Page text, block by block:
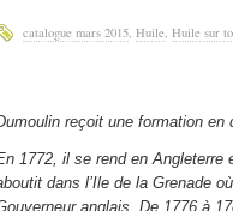
catalogue mars 2015 Huile Huile sur
reçoit une formation en
1772, il se rend en Angleterre
dans l’Ile de la Grenade
anglais. De 1776 à